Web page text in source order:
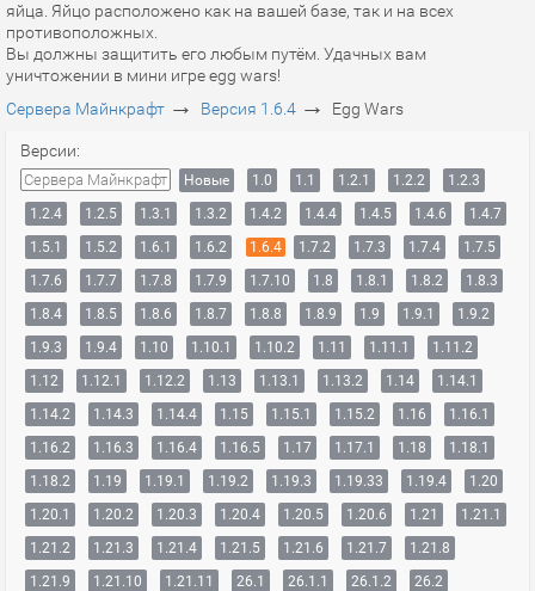
яйца. Яйцо расположено как на вашей базе, так и на всех
противоположных.
Вы должны защитить его любым путём. Удачных вам
уничтожении в мини игре egg wars!
Сервера Майнкрафт → Версия 1.6.4 → Egg Wars
Версии:
Сервера Майнкрафт Новые 1.0 1.1 1.2.1 1.2.2
1.2.3
1.2.4
1.2.5 1.3.1 1.3.2 1.4.2 1.4.4 1.4.5 1.4.6
1.4.7
1.5.1
1.5.2 1.6.1 1.6.2 1.6.4 1.7.2 1.7.3 1.7.4
1.7.5
1.7.6
1.7.7 1.7.8 1.7.9 1.7.10 1.8 1.8.1 1.8.2
1.8.3
1.8.4
1.8.5 1.8.6 1.8.7 1.8.8 1.8.9 1.9 1.9.1
1.9.2
1.9.3
1.9.4 1.10 1.10.1 1.10.2 1.11 1.11.1
1.11.2
1.12
1.12.1 1.12.2 1.13 1.13.1 1.13.2 1.14
1.14.1
1.14.2
1.14.3 1.14.4 1.15 1.15.1 1.15.2 1.16
1.16.1
1.16.2
1.16.3 1.16.4 1.16.5 1.17 1.17.1 1.18
1.18.1
1.18.2
1.19 1.19.1 1.19.2 1.19.3 1.19.33 1.19.4
1.20
1.20.1
1.20.2 1.20.3 1.20.4 1.20.5 1.20.6 1.21
1.21.1
1.21.2
1.21.3 1.21.4 1.21.5 1.21.6 1.21.7
1.21.8
1.21.9
1.21.10 1.21.11 26.1 26.1.1 26.1.2 26.2